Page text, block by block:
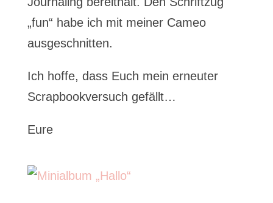
„fun“ habe ich mit meiner Cameo
ausgeschnitten.
Ich hoffe, dass Euch mein erneuter
Scrapbookversuch gefällt…
Eure